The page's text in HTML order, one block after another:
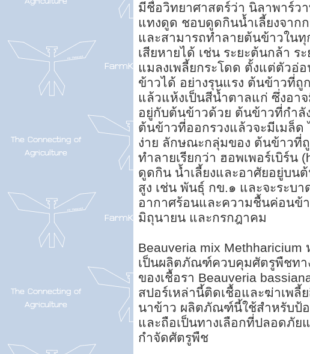
มีชื่อวิทยาศาสตร์ว่า นิลาพาร์ว
แทงดูด ชอบดูดกินน้ำเลี้ยงจาก
และสามารถทำลายต้นข้าวในทุ
เสียหายได้ เช่น ระยะต้นกล้า ร
แมลงเพลี้ยกระโดด ตั้งแต่ตัวอ่
ข้าวได้ อย่างรุนแรง ต้นข้าวที่ถู
แล้วแห้งเป็นสีน้ำตาลแก่ ซึ่งอา
อยู่กับต้นข้าวด้วย ต้นข้าวที่กำ
ต้นข้าวที่ออกรวงแล้วจะมีเมล็
ง่าย ลักษณะกลุ่มของ ต้นข้าวที่
ทำลายเรียกว่า ฮอพเพอร์เบิร์น
ดูดกิน น้ำเลี้ยงและอาศัยอยู่บ
สูง เช่น พันธุ์ กข.๑ และจะระบ
อากาศร้อนและความชื้นค่อนข้
มิถุนายน และกรกฎาคม
Beauveria mix
เป็นผลิตภัณฑ์ควบคุมศัตรูพืชท
ของเชื้อรา Beauveria
สปอร์เหล่านี้ติดเชื้อและฆ่าเพลี้
นาข้าว ผลิตภัณฑ์นี้ใช้สำหรับป้
และถือเป็นทางเลือกที่ปลอดภั
กำจัดศัตรูพืช